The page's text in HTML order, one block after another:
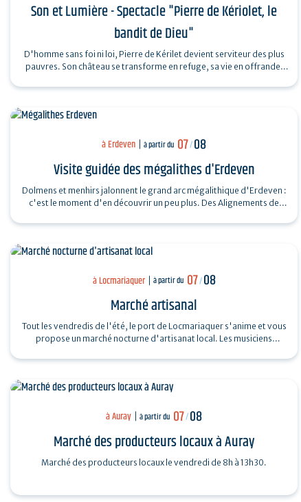
Son et Lumière - Spectacle "Pierre de Kériolet, le
bandit de Dieu"
D'homme sans foi ni loi, Pierre de Kérilet devient serviteur des plus
pauvres. Son château se transforme en refuge, sa vie en offrande.
à Erdeven à partir du 07/08
Visite guidée des mégalithes d'Erdeven
Dolmens et menhirs jalonnent le grand arc mégalithique d'Erdeven :
c'est le moment d'en découvrir un peu plus. Des Alignements de
à Locmariaquer à partir du 07/ 08
Marché artisanal
Tout les vendredis de l'été, le port de Locmariaquer s'anime et vous
propose un marché nocturne d'artisanat local. Les musiciens
à Auray à partir du 07/08
Marché des producteurs locaux à Auray
Marché des producteurs locaux le vendredi de 8h à 13h30.